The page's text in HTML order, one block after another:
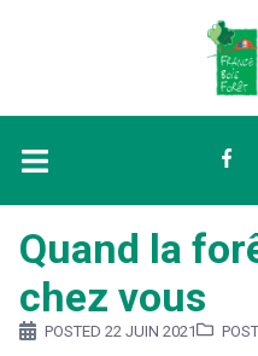
Quand la
chez vous
POSTED 22 JUIN 2021